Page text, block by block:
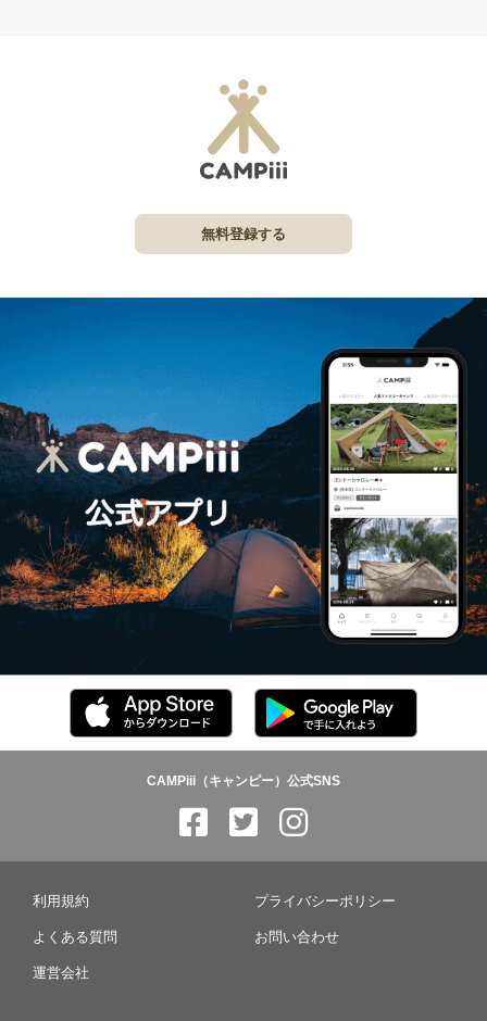
無料登録する
CAMPiii（キャンピー）公式SNS
利用規約 プライバシーポリシー
よくある質問 お問い合わせ
運営会社